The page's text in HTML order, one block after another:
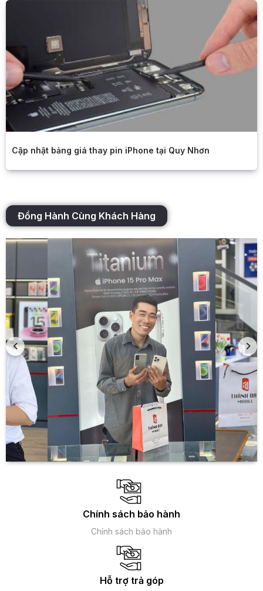
Cập nhật bảng giá thay pin iPhone tại Quy Nhơn
Đồng Hành Cùng Khách Hàng
Chính sách bảo hành
Chính sách bảo hành
Hỗ trợ trả góp